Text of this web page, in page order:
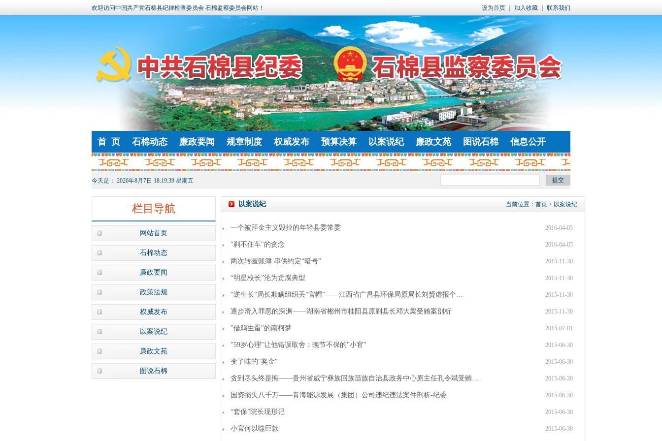
欢迎访问中国共产党石棉县纪律检查委员会 石棉监察委员会网站！ 设为首页 加入收藏 联系我们
首 页 石棉动态 廉政要闻 规章制度 权威发布 预算决算 以案说纪 廉政文苑 图说石棉 信息公开
今天是： 2026年8月7日 18:19:39 星期五
栏目导航
网站首页
石棉动态
廉政要闻
政策法规
权威发布
以案说纪
廉政文苑
图说石棉
以案说纪 当前位置： 首页 > 以案说纪
一个被拜金主义毁掉的年轻县委常委 2016-04-05
"刹不住车"的贪念 2016-04-05
两次转匿账簿 串供约定“暗号” 2015-11-30
“明星校长”沦为贪腐典型 2015-11-30
“逆生长”局长欺瞒组织丢“官帽”——江西省广昌县环保局原局长刘赟虚报个… 2015-11-30
逐步滑入罪恶的深渊——湖南省郴州市桂阳县原副县长邓大梁受贿案剖析 2015-11-30
"借鸡生蛋"的南柯梦 2015-07-01
"59岁心理"让他错误取舍：晚节不保的"小官" 2015-06-30
变了味的"奖金" 2015-06-30
贪到尽头终是悔——贵州省威宁彝族回族苗族自治县政务中心原主任孔令斌受贿… 2015-06-30
国资损失八千万——青海能源发展（集团）公司违纪违法案件剖析-纪委 2015-06-30
“套保”院长现形记 2015-06-30
小官何以噬巨款 2015-06-30